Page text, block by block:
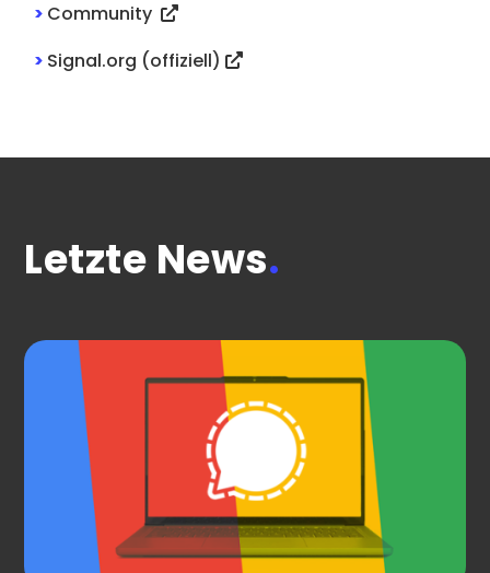
> Community
> Signal.org (offiziell)
Letzte News.